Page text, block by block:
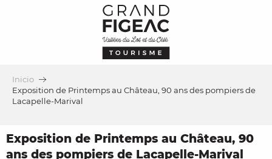
Inicio
Exposition de Printemps au Château, 90 ans des pompiers de
Lacapelle-Marival
Exposition de Printemps au Château, 90
ans des pompiers de Lacapelle-Marival